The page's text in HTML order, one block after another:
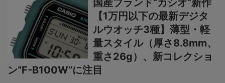
国産ブランド“カシオ”新作
【1万円以下の最新デジタ
ルウオッチ3種】薄型・軽
量スタイル（厚さ8.8mm、
重さ26g）、新コレクショ
ン“F-B100W”に注目